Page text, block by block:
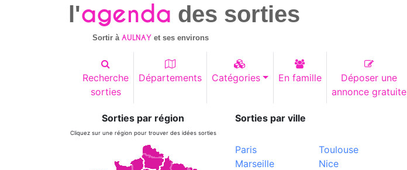
l'agenda des sorties
Sortir àAULNAY et ses environs
Recherche
sorties
Départements Catégories En famille
Déposer une
annonce gratuite
Sorties par région
Cliquez sur une région pour trouver des idées sorties
Sorties par ville
Paris
Marseille
Toulouse
Nice